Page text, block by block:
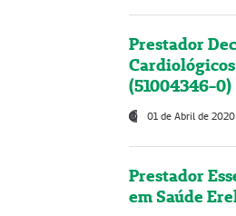
Prestador
(51004346-0)
01 de Abril de 2020
Prestador
em Saúde